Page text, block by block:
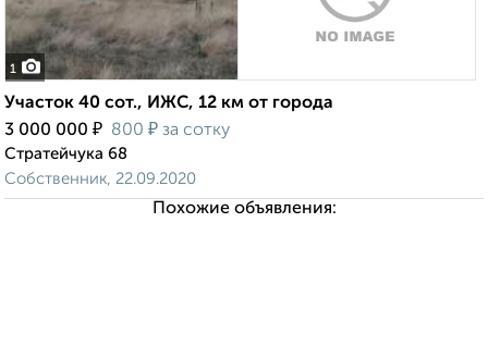
1
Участок 40 сот., ИЖС, 12 км от города
3 000 000 ₽ 800 ₽ за сотку
Стратейчука 68
Собственник, 22.09.2020
Похожие объявления: